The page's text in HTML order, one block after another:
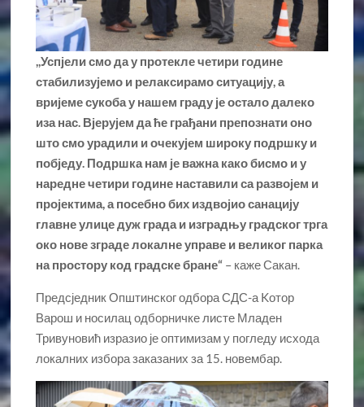
,,Успјели смо да у протекле четири године
стабилизујемо и релаксирамо ситуацију, а
вријеме сукоба у нашем граду је остало далеко
иза нас. Вјерујем да ће грађани препознати оно
што смо урадили и очекујем широку подршку и
побједу. Подршка нам је важна како бисмо и у
наредне четири године наставили са развојем и
пројектима, а посебно бих издвојио санацију
главне улице дуж града и изградњу градског трга
око нове зграде локалне управе и великог парка
на простору код градске бране“ – каже Сакан.
Предсједник Општинског одбора СДС-а Kотор
Варош и носилац одборничке листе Младен
Тривуновић изразио је оптимизам у погледу исхода
локалних избора заказаних за 15. новембар.